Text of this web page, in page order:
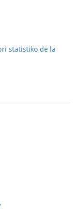
statistiko de la